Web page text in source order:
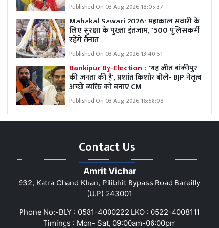
Published On 03 Aug 2026 18:05:37
Mahakal Sawari 2026: महाकाल सवारी के
लिए सुरक्षा के पुख्ता इंतजाम, 1500 पुलिसकर्मी
रहेंगे तैनात
Published On 03 Aug 2026 13:40:51
Bankipur By-Election : 'यह जीत बांकीपुर
की जनता की है', प्रशांत किशोर बोले- BJP नेतृत्व
अच्छे व्यक्ति को बनाए CM
Published On 03 Aug 2026 16:58:08
Contact Us
Amrit Vichar
932, Katra Chand Khan, Pilibhit Bypass Road Bareilly
(U.P) 243001
Phone No:-BLY : 0581-4000222 LKO : 0522-4008111
Timings : Mon- Sat, 09:00am-06:00pm